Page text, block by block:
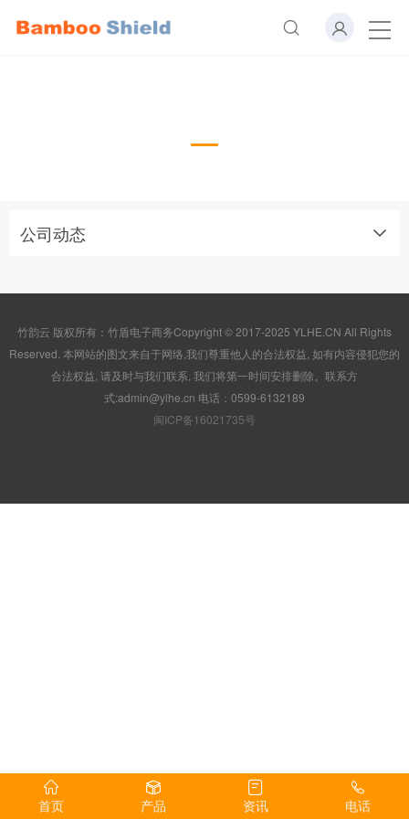
公司动态
竹韵云 版权所有：竹盾电子商务Copyright © 2017-2025 YLHE.CN All Rights
Reserved. 本网站的图文来自于网络,我们尊重他人的合法权益, 如有内容侵犯您的
合法权益, 请及时与我们联系, 我们将第一时间安排删除。联系方
式:admin@ylhe.cn 电话：0599-6132189
闽ICP备16021735号
首页 产品 资讯 电话